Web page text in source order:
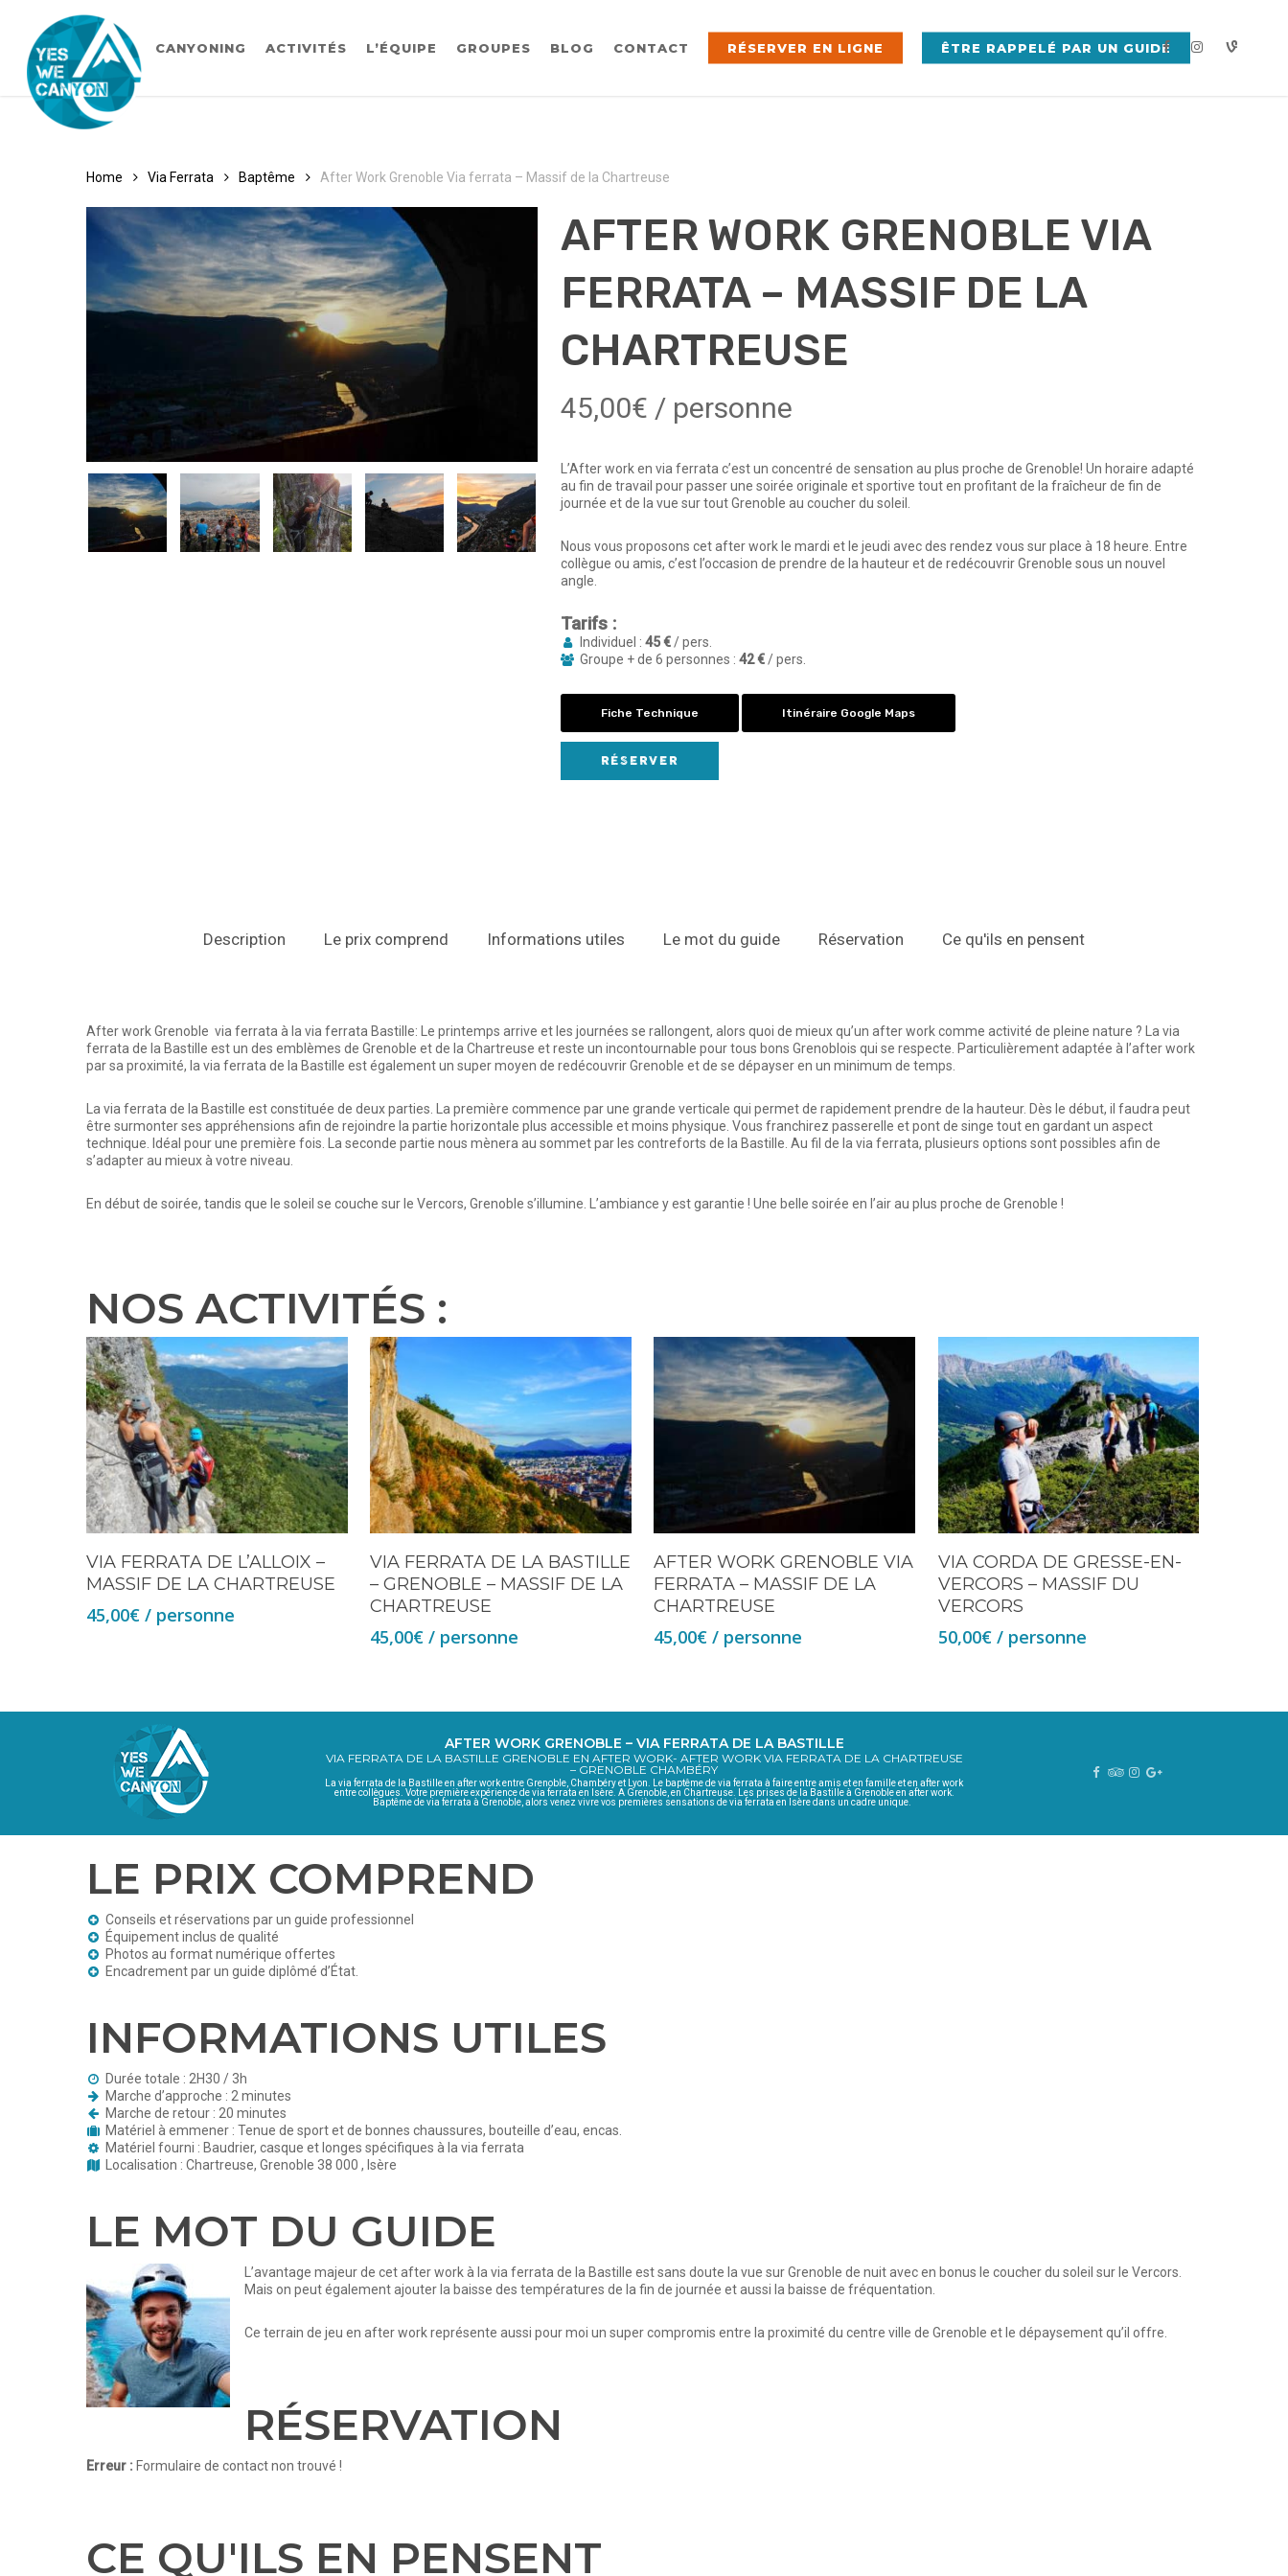
content
CANYONING ACTIVITÉS L’ÉQUIPE GROUPES BLOG CONTACT RÉSERVER EN LIGNE ÊTRE RAPPELÉ PAR UN GUIDEFACEBOOK
INSTAGRAM
VINE
Home Via Ferrata Baptême After Work Grenoble Via ferrata – Massif de la Chartreuse
AFTER WORK GRENOBLE VIA
FERRATA – MASSIF DE LA
CHARTREUSE
45,00€ / personne
L’After work en via ferrata c’est un concentré de sensation au plus proche de Grenoble! Un horaire adapté
au fin de travail pour passer une soirée originale et sportive tout en profitant de la fraîcheur de fin de
journée et de la vue sur tout Grenoble au coucher du soleil.
Nous vous proposons cet after work le mardi et le jeudi avec des rendez vous sur place à 18 heure. Entre
collègue ou amis, c’est l’occasion de prendre de la hauteur et de redécouvrir Grenoble sous un nouvel
angle.
Tarifs :
Individuel : 45 €/ pers.
Groupe + de 6 personnes : 42 €/ pers.
Fiche Technique Itinéraire Google Maps
RÉSERVER
Description Le prix comprend Informations utiles Le mot du guide Réservation Ce qu'ils en pensent
After work Grenoble via ferrata à la via ferrata Bastille:
Le printemps arrive et les journées se rallongent, alors quoi de mieux qu’un after work comme activité de pleine nature ? La via
ferrata de la Bastille est un des emblèmes de Grenoble et de la Chartreuse et reste un incontournable pour tous bons Grenoblois qui se respecte. Particulièrement adaptée à l’after work
par sa proximité, la via ferrata de la Bastille est également un super moyen de redécouvrir Grenoble et de se dépayser en un minimum de temps.
La via ferrata de la Bastille est constituée de deux parties. La première commence par une grande verticale qui permet de rapidement prendre de la hauteur. Dès le début, il faudra peut
être surmonter ses appréhensions afin de rejoindre la partie horizontale plus accessible et moins physique. Vous franchirez passerelle et pont de singe tout en gardant un aspect
technique. Idéal pour une première fois. La seconde partie nous mènera au sommet par les contreforts de la Bastille. Au fil de la via ferrata, plusieurs options sont possibles afin de
s’adapter au mieux à votre niveau.
En début de soirée, tandis que le soleil se couche sur le Vercors, Grenoble s’illumine. L’ambiance y est garantie ! Une belle soirée en l’air au plus proche de Grenoble !
NOS ACTIVITÉS :
VIA FERRATA DE L’ALLOIX –
MASSIF DE LA CHARTREUSE
45,00€ / personne
VIA FERRATA DE LA BASTILLE
– GRENOBLE – MASSIF DE LA
CHARTREUSE
45,00€ / personne
AFTER WORK GRENOBLE VIA
FERRATA – MASSIF DE LA
CHARTREUSE
45,00€ / personne
VIA CORDA DE GRESSE-EN-
VERCORS – MASSIF DU
VERCORS
50,00€/ personne
AFTER WORK GRENOBLE – VIA FERRATA DE LA BASTILLE
VIA FERRATA DE LA BASTILLE GRENOBLE EN AFTER WORK- AFTER WORK VIA FERRATA DE LA CHARTREUSE
– GRENOBLE CHAMBÉRY
La via ferrata de la Bastille en after work entre Grenoble, Chambéry et Lyon. Le baptême de via ferrata à faire entre amis et en famille et en after work
entre collègues. Votre première expérience de via ferrata en Isère. A Grenoble, en Chartreuse. Les prises de la Bastille à Grenoble en after work.
Baptême de via ferrata à Grenoble, alors venez vivre vos premières sensations de via ferrata en Isère dans un cadre unique.
LE PRIX COMPREND
Conseils et réservations par un guide professionnel
Équipement inclus de qualité
Photos au format numérique offertes
Encadrement par un guide diplômé d’État.
INFORMATIONS UTILES
Durée totale : 2H30 / 3h
Marche d’approche : 2 minutes
Marche de retour : 20 minutes
Matériel à emmener : Tenue de sport et de bonnes chaussures, bouteille d’eau, encas.
Matériel fourni : Baudrier, casque et longes spécifiques à la via ferrata
Localisation : Chartreuse, Grenoble 38 000 , Isère
LE MOT DU GUIDE
L’avantage majeur de cet after work à la via ferrata de la Bastille est sans doute la vue sur Grenoble de nuit avec en bonus le coucher du soleil sur le Vercors.
Mais on peut également ajouter la baisse des températures de la fin de journée et aussi la baisse de fréquentation.
Ce terrain de jeu en after work représente aussi pour moi un super compromis entre la proximité du centre ville de Grenoble et le dépaysement qu’il offre.
RÉSERVATION
Erreur : Formulaire de contact non trouvé !
CE QU'ILS EN PENSENT
INFORMATIONS ET RÉSERVATIONS
SARL Yes We Canyon
INFOS
Nous contacter